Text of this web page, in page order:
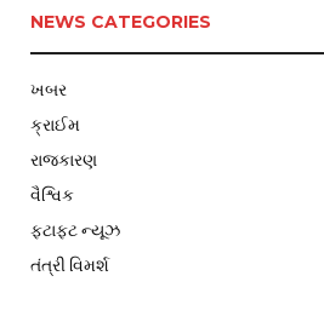
NEWS CATEGORIES
ખબર
ક્રાઈમ
રાજકારણ
વૈશ્વિક
ફટાફટ ન્યૂઝ
તંત્રી વિમર્શ